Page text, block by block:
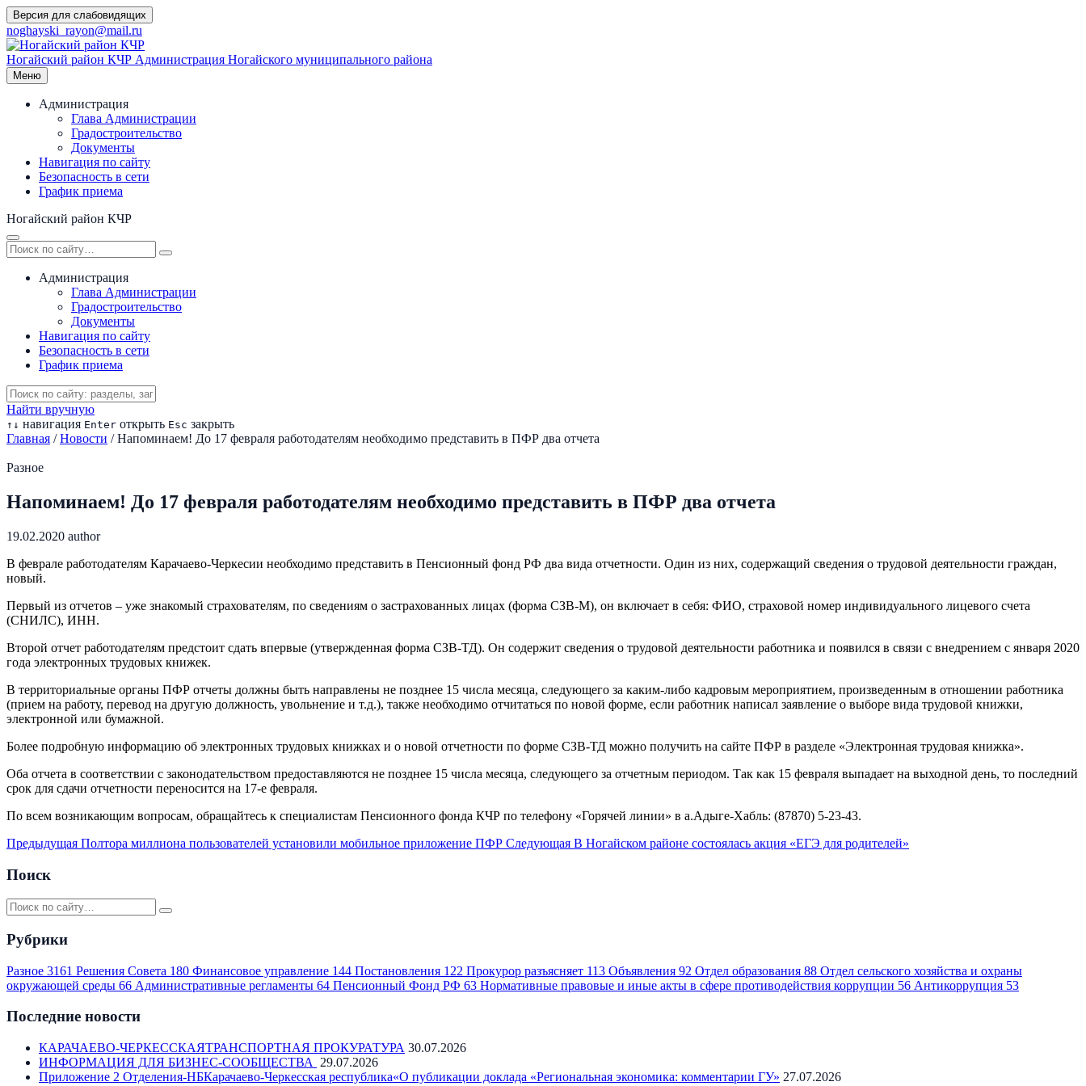
Перейти
к
содержимому
Версия для слабовидящих
noghayski_rayon@mail.ru
Ногайский район КЧР Администрация Ногайского муниципального района
Меню
Администрация
Глава Администрации
Градостроительство
Документы
Навигация по сайту
Безопасность в сети
График приема
Ногайский район КЧР
Администрация
Глава Администрации
Градостроительство
Документы
Навигация по сайту
Безопасность в сети
График приема
Найти вручную
↑ ↓ навигация Enter открыть Esc закрыть
Главная / Новости / Напоминаем! До 17 февраля работодателям необходимо представить в ПФР два отчета
Разное
Напоминаем! До 17 февраля работодателям необходимо представить в ПФР два отчета
19.02.2020 author
В феврале работодателям Карачаево-Черкесии необходимо представить в Пенсионный фонд РФ два вида отчетности. Один из них, содержащий сведения о трудовой деятельности граждан,
новый.
Первый из отчетов – уже знакомый страхователям, по сведениям о застрахованных лицах (форма СЗВ-М), он включает в себя: ФИО, страховой номер индивидуального лицевого счета
(СНИЛС), ИНН.
Второй отчет работодателям предстоит сдать впервые (утвержденная форма СЗВ-ТД). Он содержит сведения о трудовой деятельности работника и появился в связи с внедрением с января 2020
года электронных трудовых книжек.
В территориальные органы ПФР отчеты должны быть направлены не позднее 15 числа месяца, следующего за каким-либо кадровым мероприятием, произведенным в отношении работника
(прием на работу, перевод на другую должность, увольнение и т.д.), также необходимо отчитаться по новой форме, если работник написал заявление о выборе вида трудовой книжки,
электронной или бумажной.
Более подробную информацию об электронных трудовых книжках и о новой отчетности по форме СЗВ-ТД можно получить на сайте ПФР в разделе «Электронная трудовая книжка».
Оба отчета в соответствии с законодательством предоставляются не позднее 15 числа месяца, следующего за отчетным периодом. Так как 15 февраля выпадает на выходной день, то последний
срок для сдачи отчетности переносится на 17-е февраля.
По всем возникающим вопросам, обращайтесь к специалистам Пенсионного фонда КЧР по телефону «Горячей линии» в а.Адыге-Хабль: (87870) 5-23-43.
Предыдущая Полтора миллиона пользователей установили мобильное приложение ПФР Следующая В Ногайском районе состоялась акция «ЕГЭ для родителей»
Поиск
Рубрики
Разное 3161 Решения Совета 180 Финансовое управление 144 Постановления 122 Прокурор разъясняет 113 Объявления 92 Отдел образования 88 Отдел сельского хозяйства и охраны
окружающей среды 66 Административные регламенты 64 Пенсионный Фонд РФ 63 Нормативные правовые и иные акты в сфере противодействия коррупции 56 Антикоррупция 53
Последние новости
КАРАЧАЕВО-ЧЕРКЕССКАЯТРАНСПОРТНАЯ ПРОКУРАТУРА 30.07.2026
ИНФОРМАЦИЯ ДЛЯ БИЗНЕС-СООБЩЕСТВА
29.07.2026
Приложение 2 Отделения-НБКарачаево-Черкесская республика«О публикации доклада «Региональная экономика: комментарии ГУ» 27.07.2026